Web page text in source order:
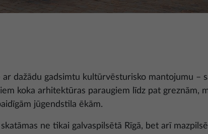
dažādu gadsimtu kultūrvēsturisko mantojumu –
koka arhitektūras paraugiem līdz pat greznām,
jūgendstila ēkām.
ne tikai galvaspilsētā Rīgā, bet arī